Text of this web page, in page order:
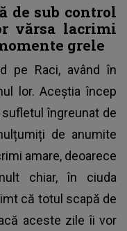
de sub control
vărsa lacrimi
grele
pe Raci, având în
lor. Aceștia încep
îngreunat de
de anumite
amare, deoarece
chiar, în ciuda
că totul scapă de
aceste zile îi vor